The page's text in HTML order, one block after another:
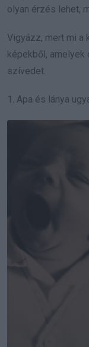
olyan érzés lehet,
Vigyázz, mert mi
képekből, amelyek
szívedet.
1. Apa és lánya